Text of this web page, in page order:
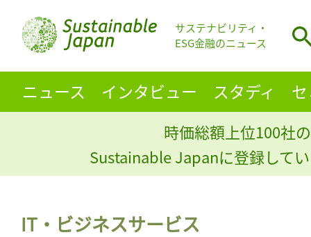
サステナビリティ・
ESG金融のニュース
ニュース インタビュー スタディ
時価総額上位100社
Sustainable Japanに登録して
IT・ビジネスサービス